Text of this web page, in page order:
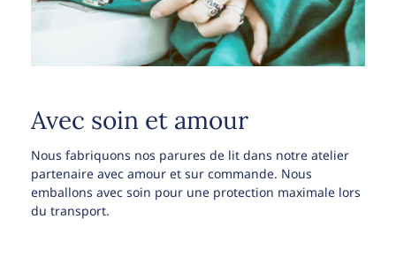
Avec soin et amour
Nous fabriquons nos parures de lit dans notre atelier
partenaire avec amour et sur commande. Nous
emballons avec soin pour une protection maximale lors
du transport.